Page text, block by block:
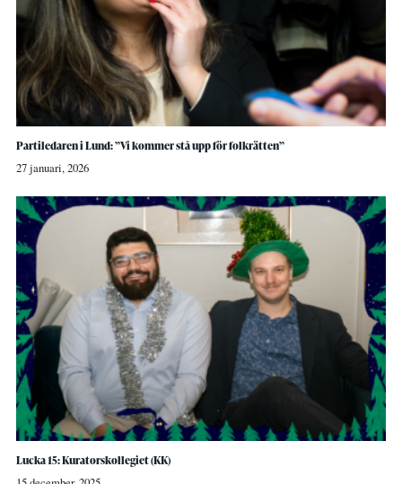
Partiledaren i Lund: ”Vi kommer stå upp för folkrätten”
27 januari, 2026
Lucka 15: Kuratorskollegiet (KK)